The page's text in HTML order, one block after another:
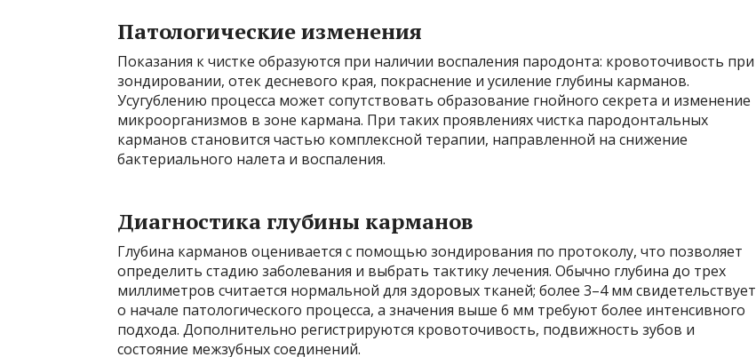
Патологические изменения
Показания к чистке образуются при наличии воспаления пародонта: кровоточивость при
зондировании, отек десневого края, покраснение и усиление глубины карманов.
Усугублению процесса может сопутствовать образование гнойного секрета и изменение
микроорганизмов в зоне кармана. При таких проявлениях чистка пародонтальных
карманов становится частью комплексной терапии, направленной на снижение
бактериального налета и воспаления.
Диагностика глубины карманов
Глубина карманов оценивается с помощью зондирования по протоколу, что позволяет
определить стадию заболевания и выбрать тактику лечения. Обычно глубина до трех
миллиметров считается нормальной для здоровых тканей; более 3–4 мм свидетельствует
о начале патологического процесса, а значения выше 6 мм требуют более интенсивного
подхода. Дополнительно регистрируются кровоточивость, подвижность зубов и
состояние межзубных соединений.